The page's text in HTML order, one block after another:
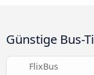
Günstige Bus-
FlixBus